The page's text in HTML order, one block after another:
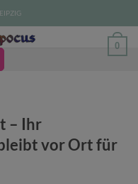
0
– Ihr
vor Ort für